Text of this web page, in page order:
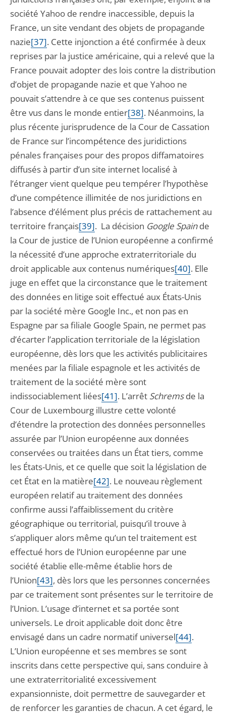
société Yahoo de rendre inaccessible, depuis la
France, un site vendant des objets de propagande
nazie[37]. Cette injonction a été confirmée à deux
reprises par la justice américaine, qui a relevé que la
France pouvait adopter des lois contre la distribution
d’objet de propagande nazie et que Yahoo ne
pouvait s’attendre à ce que ses contenus puissent
être vus dans le monde entier[38]. Néanmoins, la
plus récente jurisprudence de la Cour de Cassation
de France sur l’incompétence des juridictions
pénales françaises pour des propos diffamatoires
diffusés à partir d’un site internet localisé à
l’étranger vient quelque peu tempérer l’hypothèse
d’une compétence illimitée de nos juridictions en
l’absence d’élément plus précis de rattachement au
territoire français[39]. La décision Google Spainde
la Cour de justice de l’Union européenne a confirmé
la nécessité d’une approche extraterritoriale du
droit applicable aux contenus numériques[40]. Elle
juge en effet que la circonstance que le traitement
des données en litige soit effectué aux États-Unis
par la société mère Google Inc., et non pas en
Espagne par sa filiale Google Spain, ne permet pas
d’écarter l’application territoriale de la législation
européenne, dès lors que les activités publicitaires
menées par la filiale espagnole et les activités de
traitement de la société mère sont
indissociablement liées[41]. L’arrêt Schremsde la
Cour de Luxembourg illustre cette volonté
d’étendre la protection des données personnelles
assurée par l’Union européenne aux données
conservées ou traitées dans un État tiers, comme
les États-Unis, et ce quelle que soit la législation de
cet État en la matière[42]. Le nouveau règlement
européen relatif au traitement des données
confirme aussi l’affaiblissement du critère
géographique ou territorial, puisqu’il trouve à
s’appliquer alors même qu’un tel traitement est
effectué hors de l’Union européenne par une
société établie elle-même établie hors de
l’Union[43], dès lors que les personnes concernées
par ce traitement sont présentes sur le territoire de
l’Union. L’usage d’internet et sa portée sont
universels. Le droit applicable doit donc être
envisagé dans un cadre normatif universel[44].
L’Union européenne et ses membres se sont
inscrits dans cette perspective qui, sans conduire à
une extraterritorialité excessivement
expansionniste, doit permettre de sauvegarder et
de renforcer les garanties de chacun. A cet égard, le